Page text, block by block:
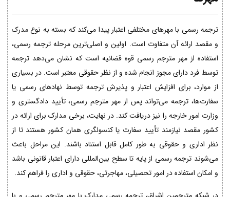
ترجمه رسمی با مهرهای مختلفی اعتبار پیدا می‌کند که بسته به نوع مدرک
و مقصد ارائه آن متفاوت است. اولین و اصلی‌ترین مرحله ترجمه رسمی،
استفاده از مهر مترجم رسمی قوه قضائیه است که نشان می‌دهد ترجمه
توسط فرد دارای مجوز انجام شده و از نظر حقوقی معتبر است. در بسیاری
از موارد، برای افزایش اعتبار و پذیرش ترجمه توسط نهادهای رسمی یا
سفارت‌ها، ترجمه می‌تواند پس از مهر مترجم رسمی، تأیید دادگستری و
وزارت امور خارجه را نیز دریافت کند. در نهایت، برخی مدارک برای ارائه در
کشور مقصد نیازمند تأیید سفارت یا کنسولگری همان کشور هستند تا از
نظر اداری و حقوقی به طور کامل قابل استناد باشند. این مراحل باعث
می‌شوند ترجمه رسمی از پایه تا سطح بین‌المللی دارای اعتبار قانونی باشد
و امکان استفاده در امور تحصیلی، مهاجرتی، حقوقی و اداری را فراهم کند.